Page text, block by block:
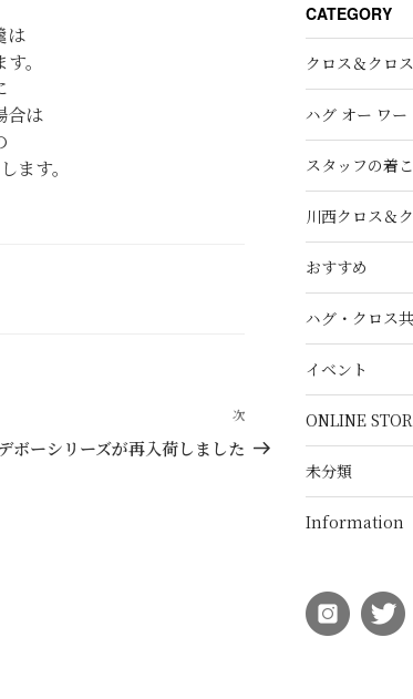
は
。
合は
ます。
次
の
次
デボーシリーズが再入荷しました
CATEGORY
クロス＆クロス
ハグ オー ワー
スタッフの着
川西クロス＆
おすすめ
ハグ・クロス
イベント
ONLINE
未分類
Information